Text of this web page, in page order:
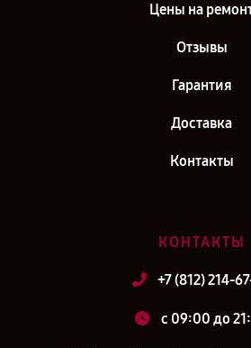
Цены на
Отзывы
Гарантия
Доставка
Контакты
КОНТАКТЫ
+7 (812) 214-
c 09:00 до